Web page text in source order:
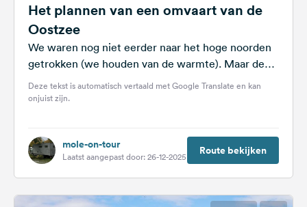
Het plannen van een omvaart van de
Oostzee
We waren nog niet eerder naar het hoge noorden
getrokken (we houden van de warmte). Maar de
laatste zomermaanden werden...
Deze tekst is automatisch vertaald met Google Translate en kan
onjuist zijn.
mole-on-tour
Laatst aangepast door: 26-12-2025 Route bekijken